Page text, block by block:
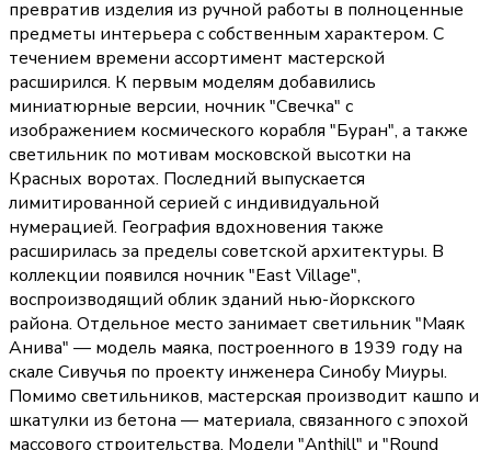
превратив изделия из ручной работы в полноценные
предметы интерьера с собственным характером. С
течением времени ассортимент мастерской
расширился. К первым моделям добавились
миниатюрные версии, ночник "Свечка" с
изображением космического корабля "Буран", а также
светильник по мотивам московской высотки на
Красных воротах. Последний выпускается
лимитированной серией с индивидуальной
нумерацией. География вдохновения также
расширилась за пределы советской архитектуры. В
коллекции появился ночник "East Village",
воспроизводящий облик зданий нью-йоркского
района. Отдельное место занимает светильник "Маяк
Анива" — модель маяка, построенного в 1939 году на
скале Сивучья по проекту инженера Синобу Миуры.
Помимо светильников, мастерская производит кашпо и
шкатулки из бетона — материала, связанного с эпохой
массового строительства. Модели "Anthill" и "Round